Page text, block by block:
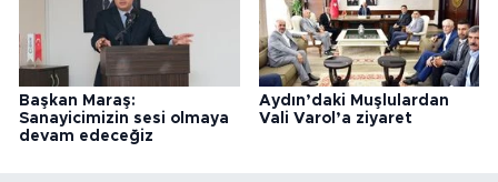
Başkan Maraş:
Sanayicimizin sesi olmaya
devam edeceğiz
Aydın’daki Muşlulardan
Vali Varol’a ziyaret